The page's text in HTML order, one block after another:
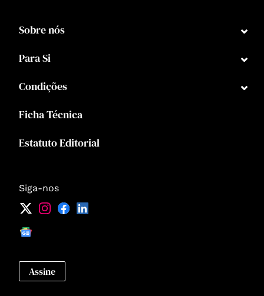
Siga-nos
Assine
Sobre nós ⌄
Para Si ⌄
Condições ⌄
Ficha Técnica
Estatuto Editorial